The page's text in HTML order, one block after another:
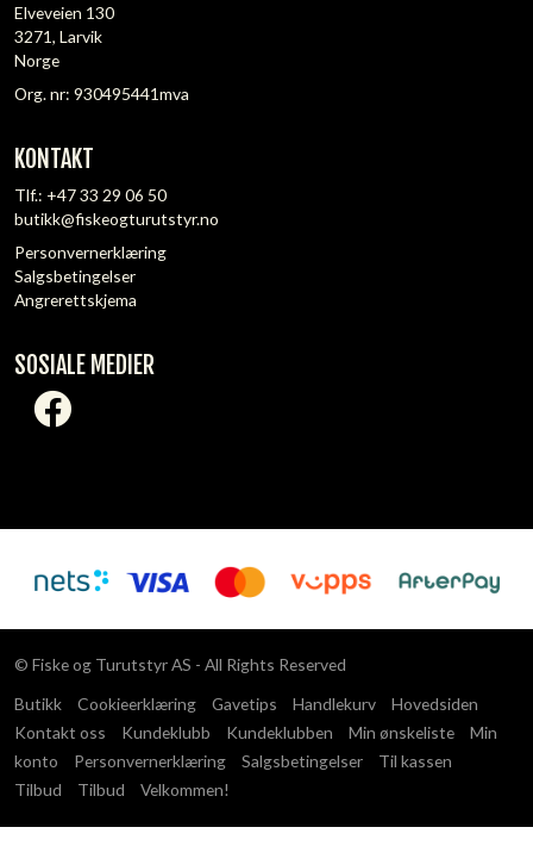
Elveveien 130
3271, Larvik
Norge
Org. nr: 930495441mva
KONTAKT
Tlf.: +47 33 29 06 50
butikk@fiskeogturutstyr.no
Personvernerklæring
Salgsbetingelser
Angrerettskjema
SOSIALE MEDIER
© Fiske og Turutstyr AS - All Rights Reserved
Butikk
Cookieerklæring Gavetips Handlekurv
Hovedsiden
Kontakt oss
Kundeklubb Kundeklubben Min ønskeliste
Min
konto
Personvernerklæring Salgsbetingelser
Til kassen
Tilbud
Tilbud Velkommen!